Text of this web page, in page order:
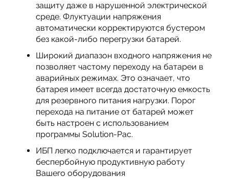
защиту даже в нарушен­ной электрической
среде. Флуктуации напряжения
автоматически корректи­руются бустером
без какой-либо пе­регрузки батарей.
Широкий диапазон входного напряже­ния не
позволяет частому переходу на батареи в
аварийных режимах. Это оз­начает, что
батарея имеет всегда доста­точную емкость
для резервного питания нагрузки. Порог
перехода на питание от батарей может
быть настроен с исполь­зованием
программы Solution-Pac.
ИБП легко подключается и гарантирует
беспербойную продуктивную работу
Вашего оборудования